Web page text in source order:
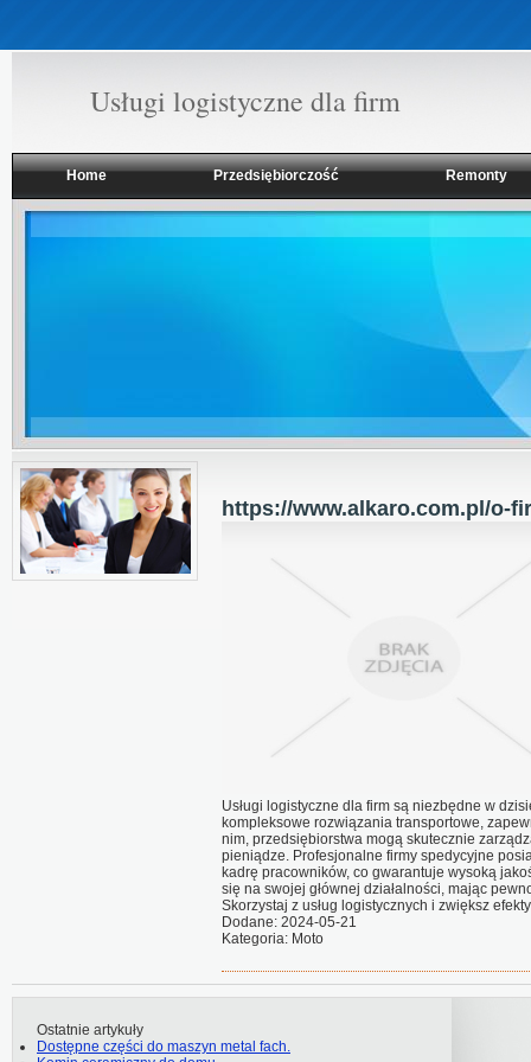
Usługi logistyczne dla firm
Home Przedsiębiorczość Remonty
https://www.alkaro.com.pl/o-
Usługi logistyczne dla firm są niezbędne w
kompleksowe rozwiązania transportowe,
nim, przedsiębiorstwa mogą skutecznie
pieniądze. Profesjonalne firmy spedycyjne
kadrę pracowników, co gwarantuje wysoką
się na swojej głównej działalności, mając
Skorzystaj z usług logistycznych i zwiększ
Dodane: 2024-05-21
Kategoria: Moto
Ostatnie artykuły
Dostępne części do maszyn metal fach.